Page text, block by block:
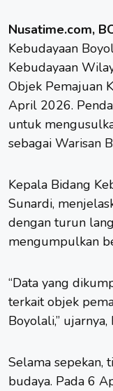
Nusatime.com,
Kebudayaan
Kebudayaan
Objek Pemajuan
April 2026.
untuk
sebagai Warisan
Kepala Bidang
Sunardi,
dengan turun
mengumpulkan
“Data yang
terkait objek
Boyolali,”
Selama sepekan,
budaya. Pada 6